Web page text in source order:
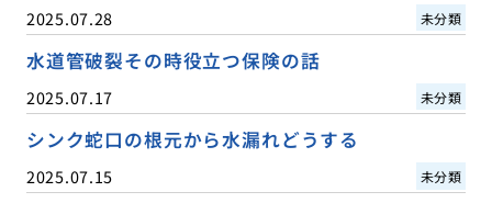
2025.07.28 未分類
水道管破裂その時役立つ保険の話
2025.07.17 未分類
シンク蛇口の根元から水漏れどうする
2025.07.15 未分類